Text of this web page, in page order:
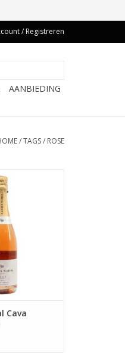
/ Registreren
AANBIEDING
/TAGS/ ROSE
wijn van de
uit Spanje
WINKELWAGEN
Cava